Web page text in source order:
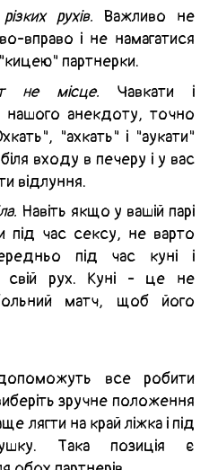
рухів. Важливо не
вправо і не намагатися
партнерки.
не місце. Чавкати і
нашого анекдоту, точно
"ахкать" і "аукати"
входу в печеру і у вас
відлуння.
Навіть якщо у вашій парі
під час сексу, не варто
під час куні і
свій рух. Куні - це не
матч, щоб його
все робити
зручне положення
лягти на край ліжка і під
Така позиція є